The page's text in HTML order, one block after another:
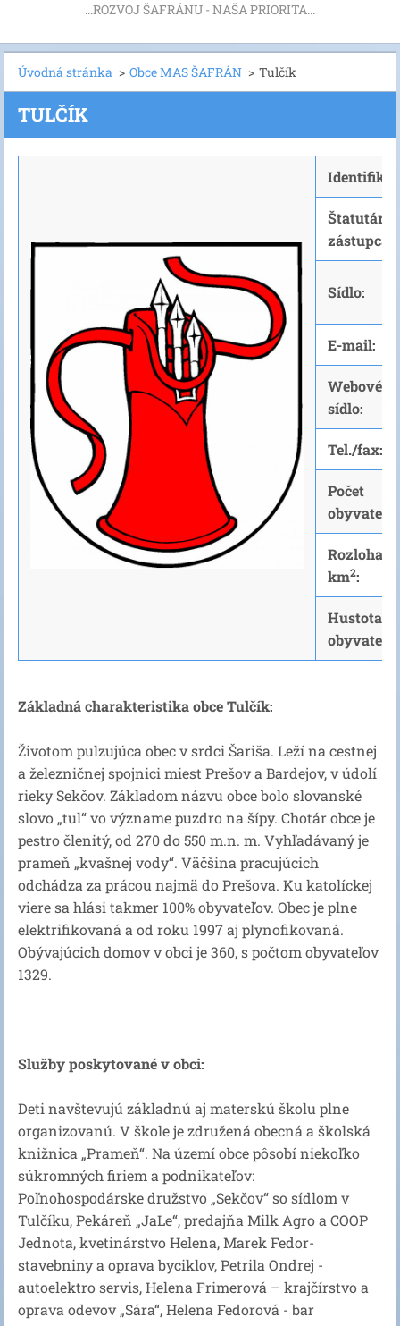
...ROZVOJ ŠAFRÁNU - NAŠA PRIORITA...
Úvodná stránka > Obce MAS ŠAFRÁN > Tulčík
TULČÍK
Štatutárny
zástupca:
Sídlo:
E-mail:
Webové
sídlo:
Tel./fax:
Počet
Rozloha v
km2:
Hustota
Základná charakteristika obce Tulčík:
Životom pulzujúca obec v srdci Šariša. Leží na cestnej
a železničnej spojnici miest Prešov a Bardejov, v údolí
rieky Sekčov. Základom názvu obce bolo slovanské
slovo „tul“ vo význame puzdro na šípy. Chotár obce je
pestro členitý, od 270 do 550 m.n. m. Vyhľadávaný je
prameň „kvašnej vody“. Väčšina pracujúcich
odchádza za prácou najmä do Prešova. Ku katolíckej
viere sa hlási takmer 100% obyvateľov. Obec je plne
elektrifikovaná a od roku 1997 aj plynofikovaná.
Obývajúcich domov v obci je 360, s počtom obyvateľov
1329.
Služby poskytované v obci:
Deti navštevujú základnú aj materskú školu plne
organizovanú. V škole je združená obecná a školská
knižnica „Prameň“. Na území obce pôsobí niekoľko
súkromných firiem a podnikateľov:
Poľnohospodárske družstvo „Sekčov“ so sídlom v
Tulčíku, Pekáreň „JaLe“, predajňa Milk Agro a COOP
Jednota, kvetinárstvo Helena, Marek Fedor-
stavebniny a oprava byciklov, Petrila Ondrej -
autoelektro servis, Helena Frimerová – krajčírstvo a
oprava odevov „Sára“, Helena Fedorová - bar